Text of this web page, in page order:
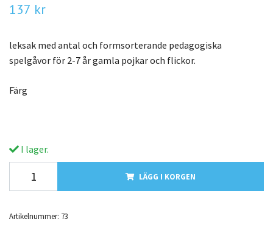
137 kr
leksak med antal och formsorterande pedagogiska
spelgåvor för 2-7 år gamla pojkar och flickor.
Färg
I lager.
LÄGG I KORGEN
Artikelnummer: 73